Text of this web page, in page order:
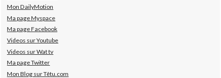
Mon DailyMotion
Ma page Myspace
Ma page Facebook
Videos sur Youtube
Videos sur Wat tv
Ma page Twitter
Mon Blog sur Têtu.com